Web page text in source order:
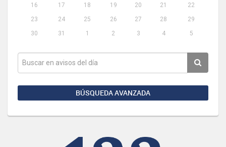
16
17 18 19 20 21
22
23
24 25 26 27 28
29
30
31 1 2 3 4 5
BÚSQUEDA AVANZADA